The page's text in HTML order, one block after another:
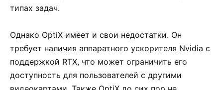
типах задач.
Однако OptiX имеет и свои недостатки. Он
требует наличия аппаратного ускорителя Nvidia с
поддержкой RTX, что может ограничить его
доступность для пользователей с другими